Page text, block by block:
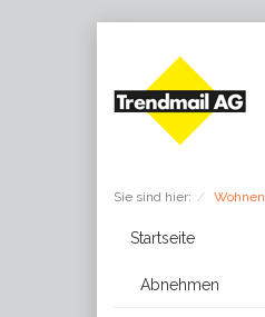
Sie sind hier: Wohnen
Startseite
Abnehmen